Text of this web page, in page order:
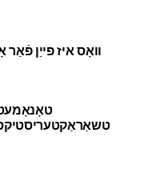
וואָס איז פייַן פֿאַר